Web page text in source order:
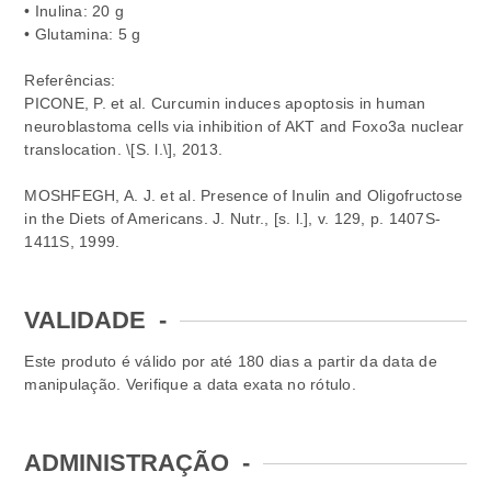
• Inulina: 20 g
• Glutamina: 5 g
Referências:
PICONE, P. et al. Curcumin induces apoptosis in human
neuroblastoma cells via inhibition of AKT and Foxo3a nuclear
translocation. \[S. l.\], 2013.
MOSHFEGH, A. J. et al. Presence of Inulin and Oligofructose
in the Diets of Americans. J. Nutr., [s. l.], v. 129, p. 1407S-
1411S, 1999.
VALIDADE -
Este produto é válido por até 180 dias a partir da data de
manipulação. Verifique a data exata no rótulo.
ADMINISTRAÇÃO -